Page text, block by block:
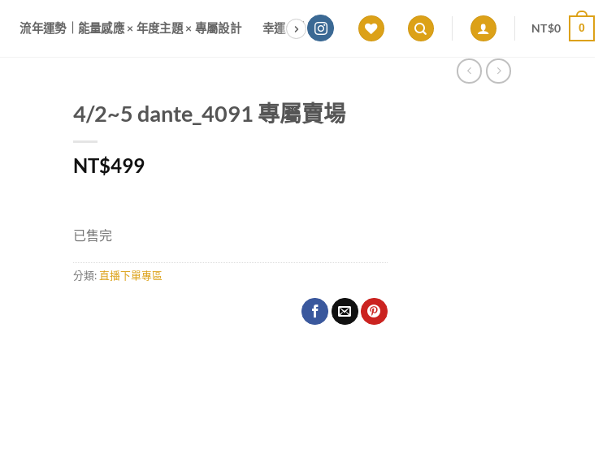
流年運勢｜能量感應 × 年度主題 × 專屬設計 幸運色｜能量感應 × 色彩頻率 × 專屬設計 願望顯化｜意圖啟動
NT$0 0
4/2~5 dante_4091 專屬賣場
NT$499
已售完
分類: 直播下單專區